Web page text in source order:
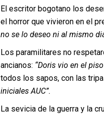
El escritor bogotano los
el horror que vivieron en el
no se lo deseo ni al mismo
Los paramilitares no
ancianos: “Doris vio en el
todos los sapos, con las
iniciales AUC”.
La sevicia de la guerra y la